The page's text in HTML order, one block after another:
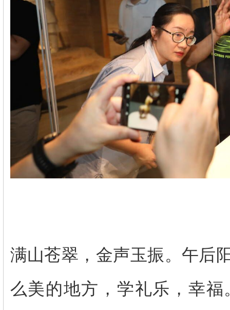
满山苍翠，金声玉振。午后
么美的地方，学礼乐，幸